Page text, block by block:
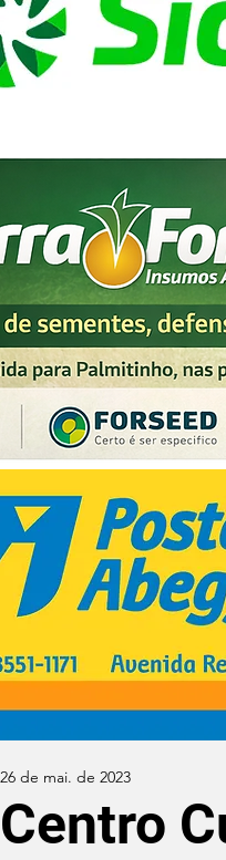
Centro
26 de mai. de 2023